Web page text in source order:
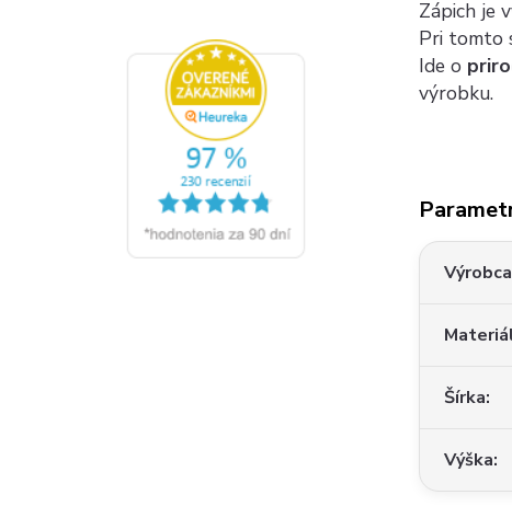
Zápich je
Pri tomto
Ide o
výrobku.
Výrobca
Šírka
Výška